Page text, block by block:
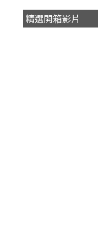
精選開箱影片